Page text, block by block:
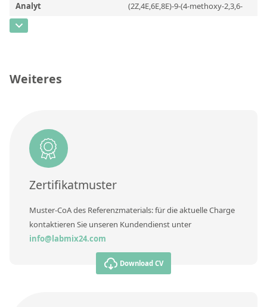
Karriere bei Labmix24
Analyt
(2Z,4E,6E,8E)-9-(4-methoxy-2,3,6-
Zusätzliche Informationen
Methode
Weiteres
Zertifikatmuster
Muster-CoA des Referenzmaterials: für die aktuelle Charge
kontaktieren Sie unseren Kundendienst unter
info@labmix24.com
Download CV